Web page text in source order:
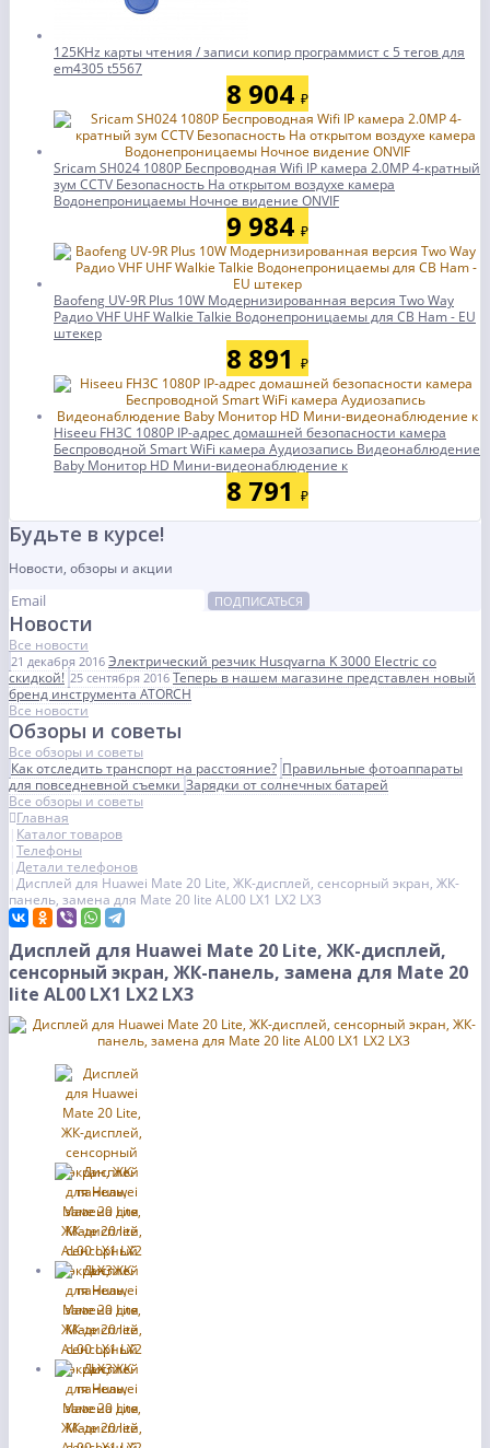
125KHz карты чтения / записи копир программист с 5 тегов для
em4305 t5567
8 904 ₽
Sricam SH024 1080P Беспроводная Wifi IP камера 2.0MP 4-кратный
зум CCTV Безопасность На открытом воздухе камера
Водонепроницаемы Ночное видение ONVIF
9 984 ₽
Baofeng UV-9R Plus 10W Модернизированная версия Two Way
Радио VHF UHF Walkie Talkie Водонепроницаемы для CB Ham - EU
штекер
8 891 ₽
Hiseeu FH3C 1080P IP-адрес домашней безопасности камера
Беспроводной Smart WiFi камера Аудиозапись Видеонаблюдение
Baby Монитор HD Мини-видеонаблюдение к
8 791 ₽
Будьте в курсе!
Новости, обзоры и акции
ПОДПИСАТЬСЯ
Новости
Все новости
21 декабря 2016 Электрический резчик Husqvarna K 3000 Electric со
скидкой! 25 сентября 2016 Теперь в нашем магазине представлен новый
бренд инструмента ATORCH
Все новости
Обзоры и советы
Все обзоры и советы
Как отследить транспорт на расстояние? Правильные фотоаппараты
для повседневной съемкиЗарядки от солнечных батарей
Все обзоры и советы
Главная
Каталог товаров
Телефоны
Детали телефонов
Дисплей для Huawei Mate 20 Lite, ЖК-дисплей, сенсорный экран, ЖК-
панель, замена для Mate 20 lite AL00 LX1 LX2 LX3
Дисплей для Huawei Mate 20 Lite, ЖК-дисплей,
сенсорный экран, ЖК-панель, замена для Mate 20
lite AL00 LX1 LX2 LX3